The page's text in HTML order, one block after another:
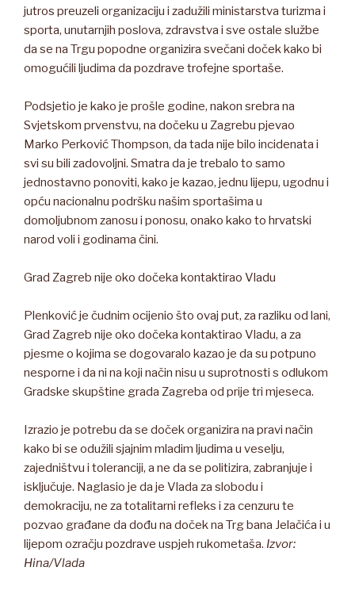
jutros preuzeli organizaciju i zadužili ministarstva turizma i
sporta, unutarnjih poslova, zdravstva i sve ostale službe
da se na Trgu popodne organizira svečani doček kako bi
omogućili ljudima da pozdrave trofejne sportaše.
Podsjetio je kako je prošle godine, nakon srebra na
Svjetskom prvenstvu, na dočeku u Zagrebu pjevao
Marko Perković Thompson, da tada nije bilo incidenata i
svi su bili zadovoljni. Smatra da je trebalo to samo
jednostavno ponoviti, kako je kazao, jednu lijepu, ugodnu i
opću nacionalnu podršku našim sportašima u
domoljubnom zanosu i ponosu, onako kako to hrvatski
narod voli i godinama čini.
Grad Zagreb nije oko dočeka kontaktirao Vladu
Plenković je čudnim ocijenio što ovaj put, za razliku od lani,
Grad Zagreb nije oko dočeka kontaktirao Vladu, a za
pjesme o kojima se dogovaralo kazao je da su potpuno
nesporne i da ni na koji način nisu u suprotnosti s odlukom
Gradske skupštine grada Zagreba od prije tri mjeseca.
Izrazio je potrebu da se doček organizira na pravi način
kako bi se odužili sjajnim mladim ljudima u veselju,
zajedništvu i toleranciji, a ne da se politizira, zabranjuje i
isključuje. Naglasio je da je Vlada za slobodu i
demokraciju, ne za totalitarni refleks i za cenzuru te
pozvao građane da dođu na doček na Trg bana Jelačića i u
lijepom ozračju pozdrave uspjeh rukometaša. Izvor:
Hina/Vlada